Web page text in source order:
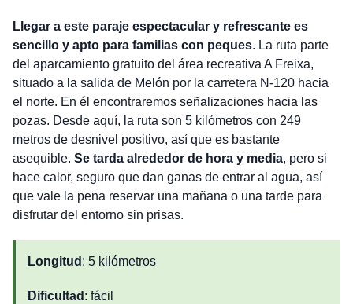
Llegar a este paraje espectacular y refrescante es
sencillo y apto para familias con peques. La ruta parte
del aparcamiento gratuito del área recreativa A Freixa,
situado a la salida de Melón por la carretera N-120 hacia
el norte. En él encontraremos señalizaciones hacia las
pozas. Desde aquí, la ruta son 5 kilómetros con 249
metros de desnivel positivo, así que es bastante
asequible. Se tarda alrededor de hora y media, pero si
hace calor, seguro que dan ganas de entrar al agua, así
que vale la pena reservar una mañana o una tarde para
disfrutar del entorno sin prisas.
Longitud : 5 kilómetros
Dificultad : fácil